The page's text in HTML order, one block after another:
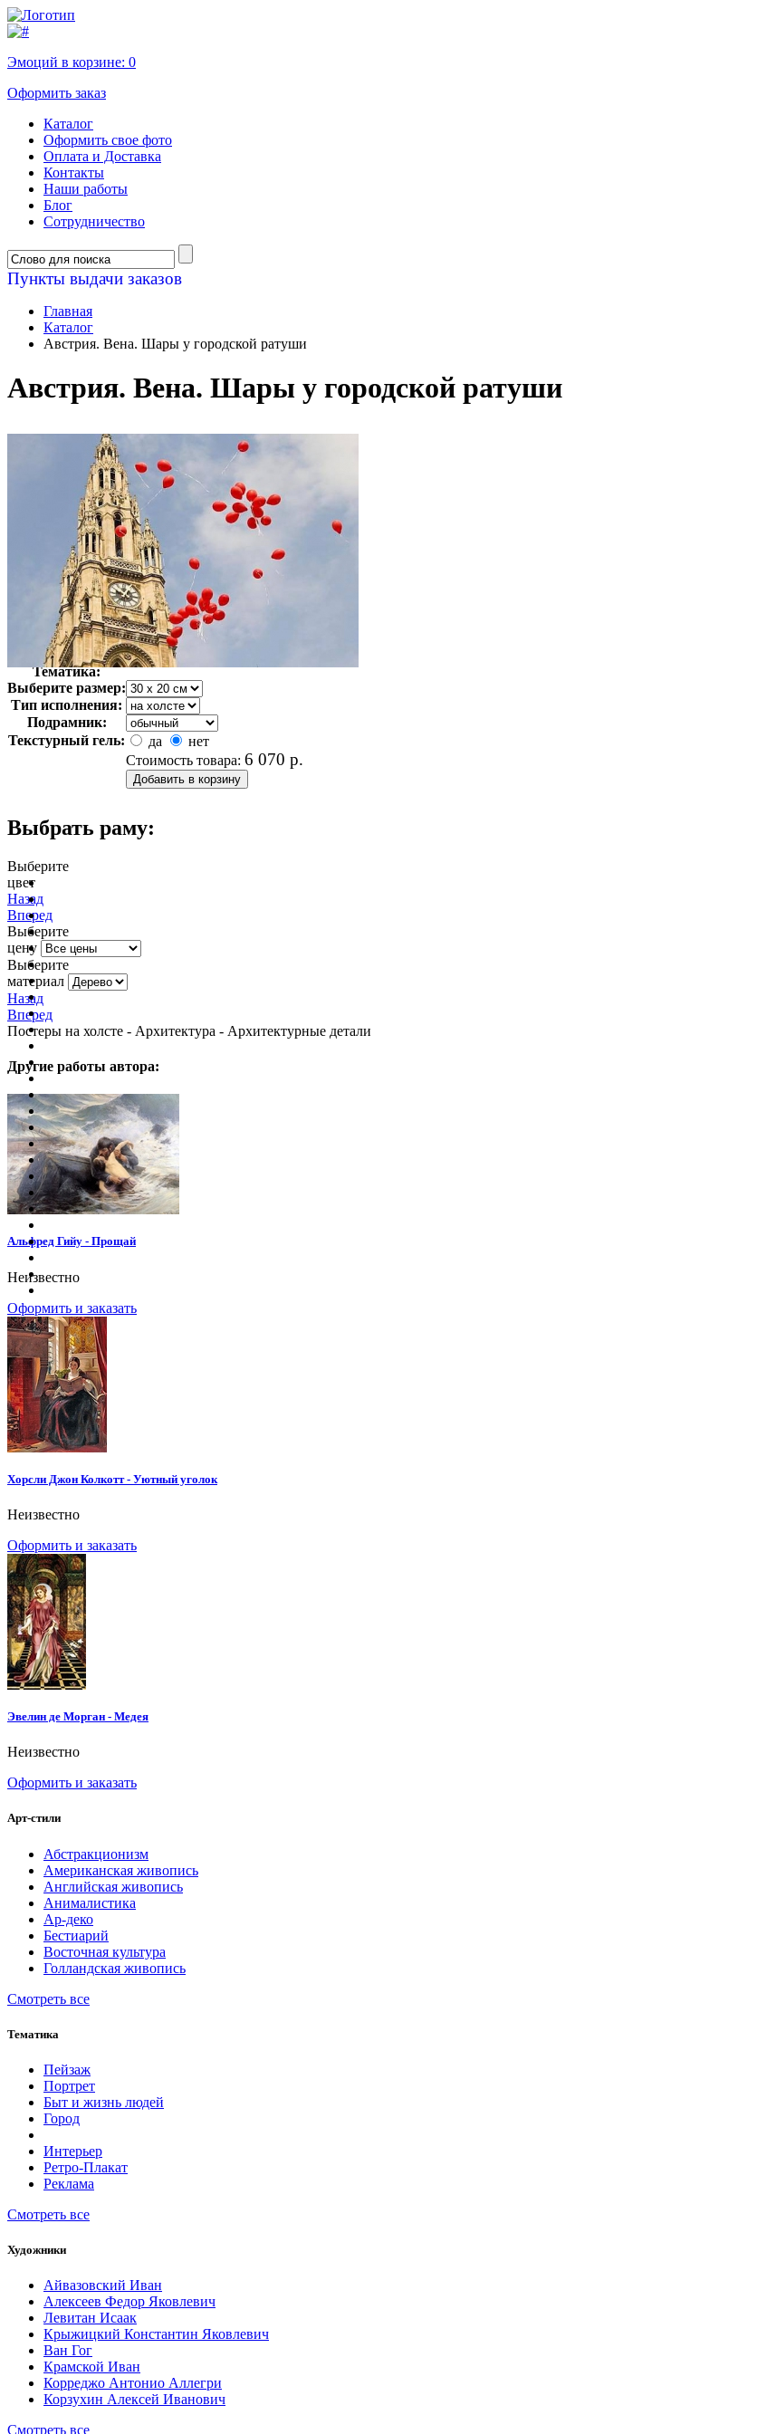
Эмоций в корзине: 0
Оформить заказ
Каталог
Оформить свое фото
Оплата и Доставка
Контакты
Наши работы
Блог
Сотрудничество
Пункты выдачи заказов
Главная
Каталог
Австрия. Вена. Шары у городской ратуши
Австрия. Вена. Шары у городской ратуши
Автор:
Неизвестно
Арт-стиль
Фотография
Тематика:
Выберите размер:
Тип исполнения:
Подрамник:
Текстурный гель:
да
нет
Стоимость товара: 6 070 р.
Выбрать раму:
Выберите
цвет
Назад
Вперед
Выберите
цену
Выберите
материал
Назад
Вперед
Постеры на холсте - Архитектура - Архитектурные детали
Другие работы автора:
Альфред Гийу - Прощай
Неизвестно
Оформить и заказать
Хорсли Джон Колкотт - Уютный уголок
Неизвестно
Оформить и заказать
Эвелин де Морган - Медея
Неизвестно
Оформить и заказать
Арт-стили
Абстракционизм
Американская живопись
Английская живопись
Анималистика
Ар-деко
Бестиарий
Восточная культура
Голландская живопись
Смотреть все
Тематика
Пейзаж
Портрет
Быт и жизнь людей
Город
Интерьер
Ретро-Плакат
Реклама
Смотреть все
Художники
Айвазовский Иван
Алексеев Федор Яковлевич
Левитан Исаак
Крыжицкий Константин Яковлевич
Ван Гог
Крамской Иван
Корреджо Антонио Аллегри
Корзухин Алексей Иванович
Смотреть все